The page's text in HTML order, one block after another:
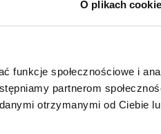
O plikach
funkcje społecznościowe i
partnerom
otrzymanymi od Ciebie